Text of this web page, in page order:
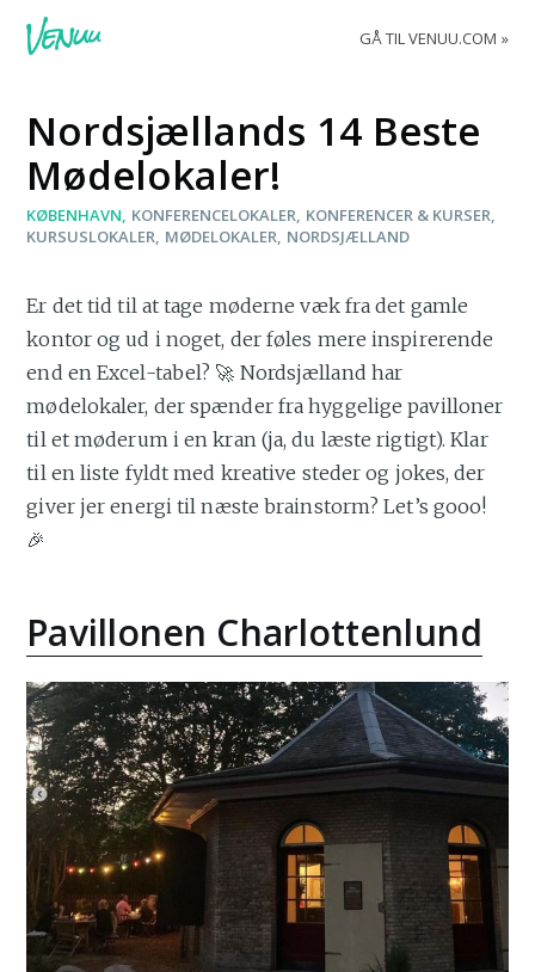
GÅ TIL VENUU.COM
Nordsjællands 14 Beste
Mødelokaler!
KØBENHAVN KONFERENCELOKALER KONFERENCER & KURSER
KURSUSLOKALER MØDELOKALER NORDSJÆLLAND
Er det tid til at tage møderne væk fra det gamle
kontor og ud i noget, der føles mere inspirerende
end en Excel-tabel? 🚀 Nordsjælland har
mødelokaler, der spænder fra hyggelige pavilloner
til et møderum i en kran (ja, du læste rigtigt). Klar
til en liste fyldt med kreative steder og jokes, der
giver jer energi til næste brainstorm? Let’s gooo!
🎉
Pavillonen Charlottenlund